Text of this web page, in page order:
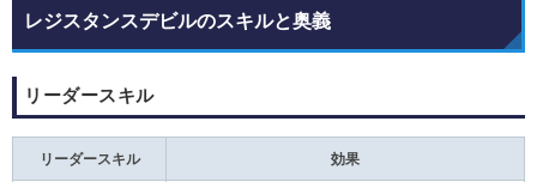
レジスタンスデビルのスキルと奥義
リーダースキル
リーダースキル 効果